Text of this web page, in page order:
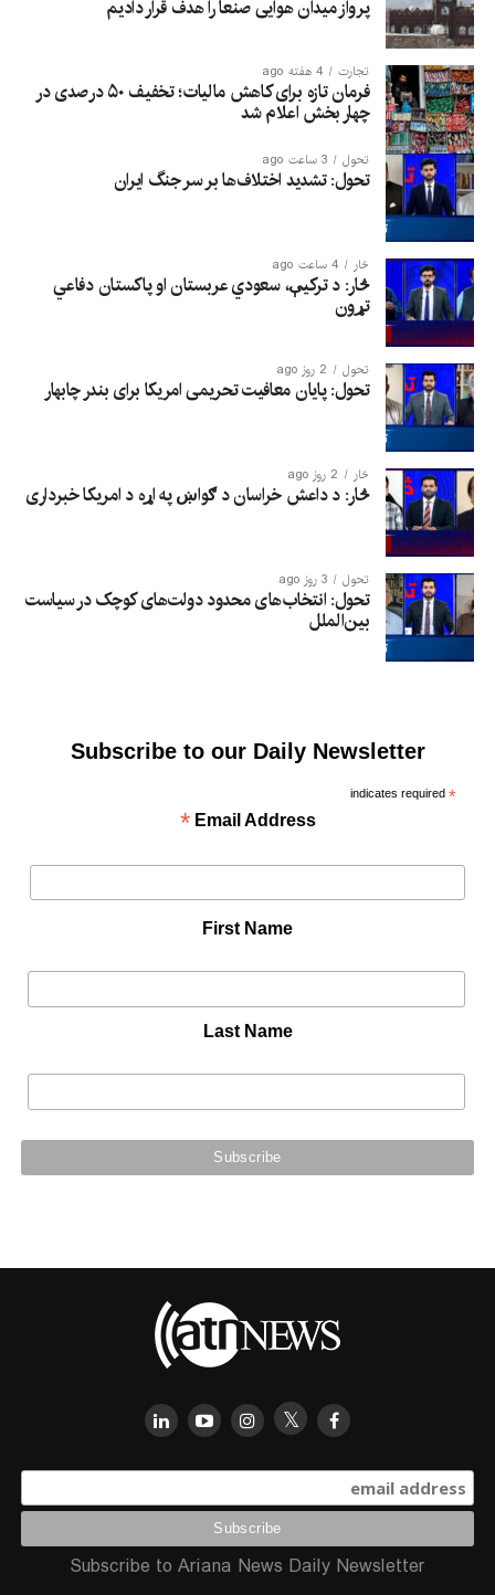
پرواز میدان هوایی صنعا را هدف قرار دادیم
تجارت 4 هفته ago
فرمان تازه برای کاهش مالیات؛ تخفیف ۵۰ درصدی در
چهار بخش اعلام شد
تحول 3 ساعت ago
تحول: تشدید اختلاف‌ها بر سر جنگ ایران
څار 4 ساعت ago
څار: د ترکیې، سعودي عربستان او پاکستان دفاعي
تړون
تحول 2 روز ago
تحول: پایان معافیت تحریمی امریکا برای بندر چابهار
څار 2 روز ago
څار: د داعش خراسان د ګواښ په اړه د امریکا خبرداری
تحول 3 روز ago
تحول: انتخاب‌های محدود دولت‌های کوچک در سیاست
بین‌الملل
Subscribe to our Daily Newsletter
*
indicates required
Email Address
*
First Name
Last Name
Subscribe to Ariana News Daily Newsletter